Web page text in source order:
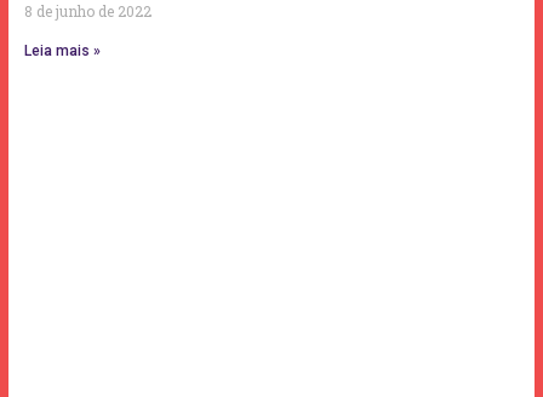
8 de junho de 2022
Leia mais »